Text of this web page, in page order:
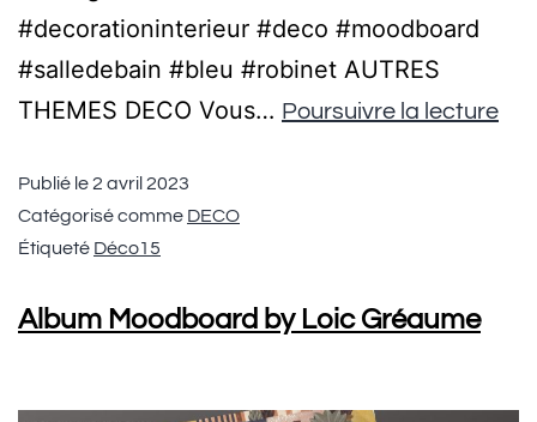
#decorationinterieur #deco #moodboard
#salledebain #bleu #robinet AUTRES
THEMES DECO Vous… Poursuivre la lecture
Publié le2 avril 2023
Catégorisé comme DECO
Étiqueté Déco15
Album Moodboard by Loic Gréaume